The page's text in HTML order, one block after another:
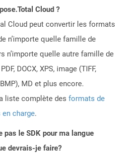
Cloud ?
Cloud peut convertir les formats
n’importe quelle famille de
n’importe quelle autre famille de
DOCX, XPS, image (TIFF,
MD et plus encore.
liste complète des formats de
charge.
pas le SDK pour ma langue
devrais-je faire?